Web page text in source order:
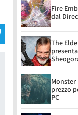
Fire
dal
The
prezzo
PC